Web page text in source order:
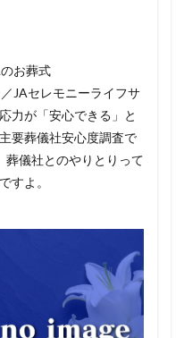
お葬式
JAセレモニーライフサ
力が「安心できる」と
要葬儀社安心度調査で
葬儀社とのやりとりって
すよ。